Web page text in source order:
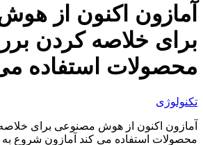
آمازون اکنون از
برای خلاصه کردن
محصولات استفاده
تکنولوژی
آمازون اکنون از هوش مصنوعی برای
محصولات استفاده می کند آمازون شروع